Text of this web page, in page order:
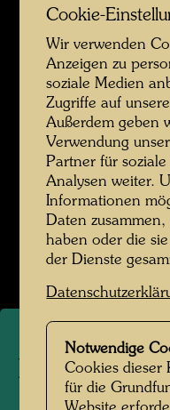
Die
Cookie-
Wir verwenden
Anzeigen zu
soziale Medien
Zugriffe auf
Außerdem geben
Verwendung
Partner für
Analysen weiter.
Informationen
Daten
haben oder die
der Dienste
Notwendige
Cookies dieser
für die